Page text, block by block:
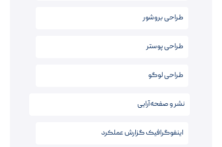
طراحی بروشور
طراحی پوستر
طراحی لوگو
نشر و صفحه‌آرایی
اینفوگرافیک‌ گزارش عملکرد